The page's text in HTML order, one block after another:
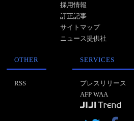
採用情報
訂正記事
サイトマップ
ニュース提供社
OTHER
RSS
SERVICES
プレスリリース
AFP WAA